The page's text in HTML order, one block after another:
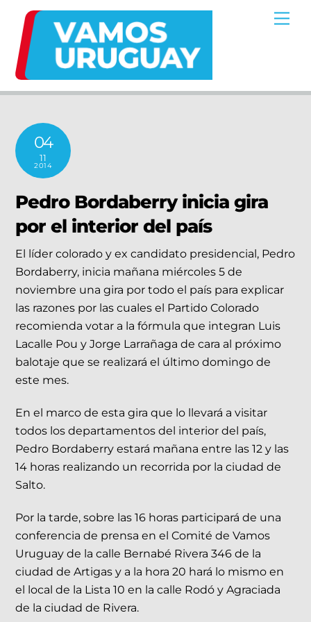
content
04
11
2014
Pedro Bordaberry inicia gira
por el interior del país
El líder colorado y ex candidato presidencial, Pedro
Bordaberry, inicia mañana miércoles 5 de
noviembre una gira por todo el país para explicar
las razones por las cuales el Partido Colorado
recomienda votar a la fórmula que integran Luis
Lacalle Pou y Jorge Larrañaga de cara al próximo
balotaje que se realizará el último domingo de
este mes.
En el marco de esta gira que lo llevará a visitar
todos los departamentos del interior del país,
Pedro Bordaberry estará mañana entre las 12 y las
14 horas realizando un recorrida por la ciudad de
Salto.
Por la tarde, sobre las 16 horas participará de una
conferencia de prensa en el Comité de Vamos
Uruguay de la calle Bernabé Rivera 346 de la
ciudad de Artigas y a la hora 20 hará lo mismo en
el local de la Lista 10 en la calle Rodó y Agraciada
de la ciudad de Rivera.